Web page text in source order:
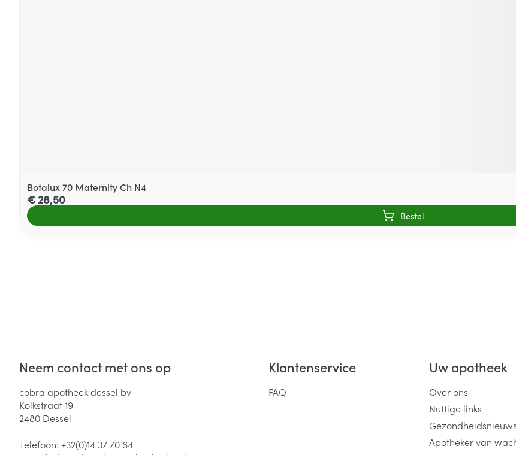
Botalux 70 Maternity Ch N4
€ 28,50
Bestel
Neem contact met ons op
cobra apotheek dessel bv
Kolkstraat 19
2480 Dessel
Telefoon: +32(0)14 37 70 64
Klantenservice
FAQ
Uw apotheek
Over ons
Nuttige links
Gezondheidsnieuws
Apotheker van